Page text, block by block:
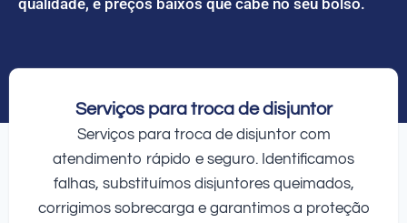
Serviços para troca de disjuntor
Serviços para troca de disjuntor com
atendimento rápido e seguro. Identificamos
falhas, substituímos disjuntores queimados,
corrigimos sobrecarga e garantimos a proteção